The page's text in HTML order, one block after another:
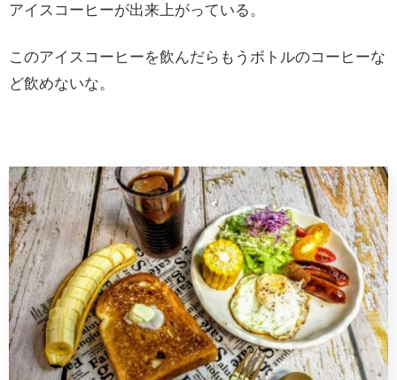
アイスコーヒーが出来上がっている。
このアイスコーヒーを飲んだらもうボトルのコーヒーな
ど飲めないな。